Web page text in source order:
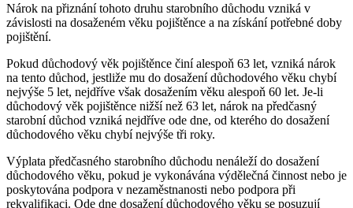
Nárok na přiznání tohoto druhu starobního důchodu vzniká v
závislosti na dosaženém věku pojištěnce a na získání potřebné doby
pojištění.
Pokud důchodový věk pojištěnce činí alespoň 63 let, vzniká nárok
na tento důchod, jestliže mu do dosažení důchodového věku chybí
nejvýše 5 let, nejdříve však dosažením věku alespoň 60 let. Je-li
důchodový věk pojištěnce nižší než 63 let, nárok na předčasný
starobní důchod vzniká nejdříve ode dne, od kterého do dosažení
důchodového věku chybí nejvýše tři roky.
Výplata předčasného starobního důchodu nenáleží do dosažení
důchodového věku, pokud je vykonávána výdělečná činnost nebo je
poskytována podpora v nezaměstnanosti nebo podpora při
rekvalifikaci. Ode dne dosažení důchodového věku se posuzují